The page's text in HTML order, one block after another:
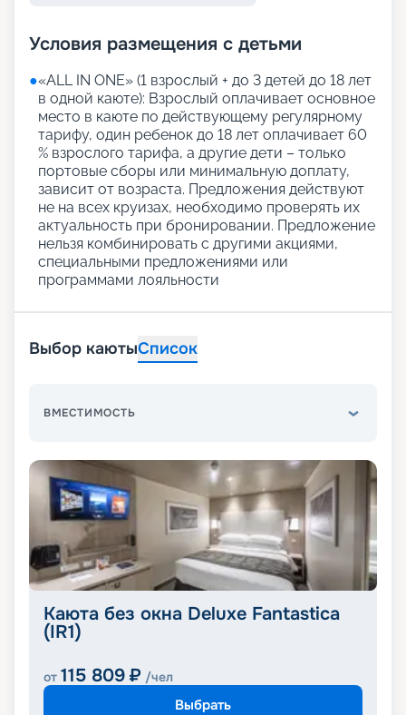
Условия размещения с детьми
●«АLL IN ONE» (1 взрослый + до 3 детей до 18 лет
в одной каюте): Взрослый оплачивает основное
место в каюте по действующему регулярному
тарифу, один ребенок до 18 лет оплачивает 60
% взрослого тарифа, а другие дети – только
портовые сборы или минимальную доплату,
зависит от возраста. Предложения действуют
не на всех круизах, необходимо проверять их
актуальность при бронировании. Предложение
нельзя комбинировать с другими акциями,
специальными предложениями или
программами лояльности
Выбор каютыСписок
ВМЕСТИМОСТЬ
Каюта без окна Deluxe Fantastica
(IR1)
от 115 809 ₽ /чел
Выбрать